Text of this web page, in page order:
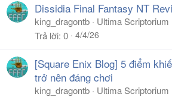
Dissidia Final Fantasy NT
king_dragontb
Ultima Scriptorium
Trả lời 0 4/4/26
[Square Enix Blog] 5 điểm
trở nên đáng chơi
king_dragontb
Ultima Scriptorium